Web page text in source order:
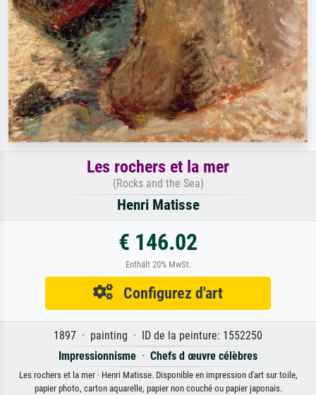
Les rochers et la mer
(Rocks and the Sea)
Henri Matisse
€ 146.02
Enthält 20% MwSt.
Configurez d'art
1897 · painting · ID de la peinture: 1552250
Impressionnisme · Chefs d œuvre célèbres
Les rochers et la mer · Henri Matisse. Disponible en impression d'art sur toile,
papier photo, carton aquarelle, papier non couché ou papier japonais.